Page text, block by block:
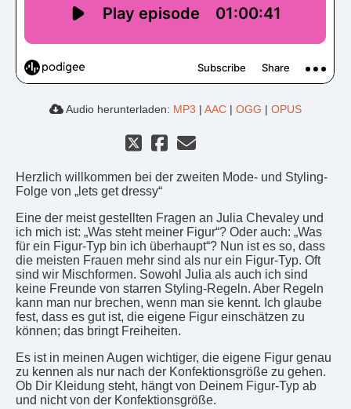
Audio herunterladen: MP3 | AAC | OGG | OPUS
Herzlich willkommen bei der zweiten Mode- und Styling-
Folge von „lets get dressy“
Eine der meist gestellten Fragen an Julia Chevaley und
ich mich ist: „Was steht meiner Figur“? Oder auch: „Was
für ein Figur-Typ bin ich überhaupt“? Nun ist es so, dass
die meisten Frauen mehr sind als nur ein Figur-Typ. Oft
sind wir Mischformen. Sowohl Julia als auch ich sind
keine Freunde von starren Styling-Regeln. Aber Regeln
kann man nur brechen, wenn man sie kennt. Ich glaube
fest, dass es gut ist, die eigene Figur einschätzen zu
können; das bringt Freiheiten.
Es ist in meinen Augen wichtiger, die eigene Figur genau
zu kennen als nur nach der Konfektionsgröße zu gehen.
Ob Dir Kleidung steht, hängt von Deinem Figur-Typ ab
und nicht von der Konfektionsgröße.